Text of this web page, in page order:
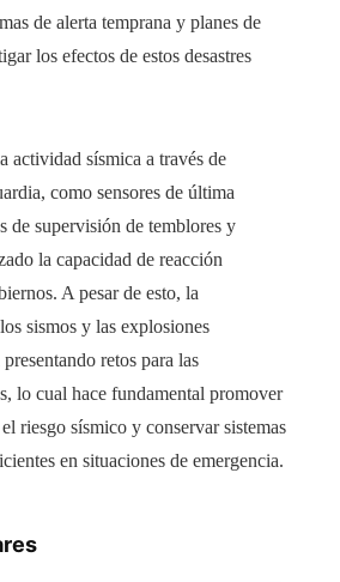
de alerta temprana y planes de
los efectos de estos desastres
actividad sísmica a través de
como sensores de última
de supervisión de temblores y
la capacidad de reacción
A pesar de esto, la
sismos y las explosiones
retos para las
lo cual hace fundamental promover
riesgo sísmico y conservar sistemas
en situaciones de emergencia.